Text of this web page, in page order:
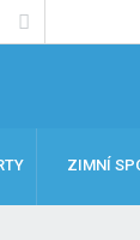
ZIMNÍ